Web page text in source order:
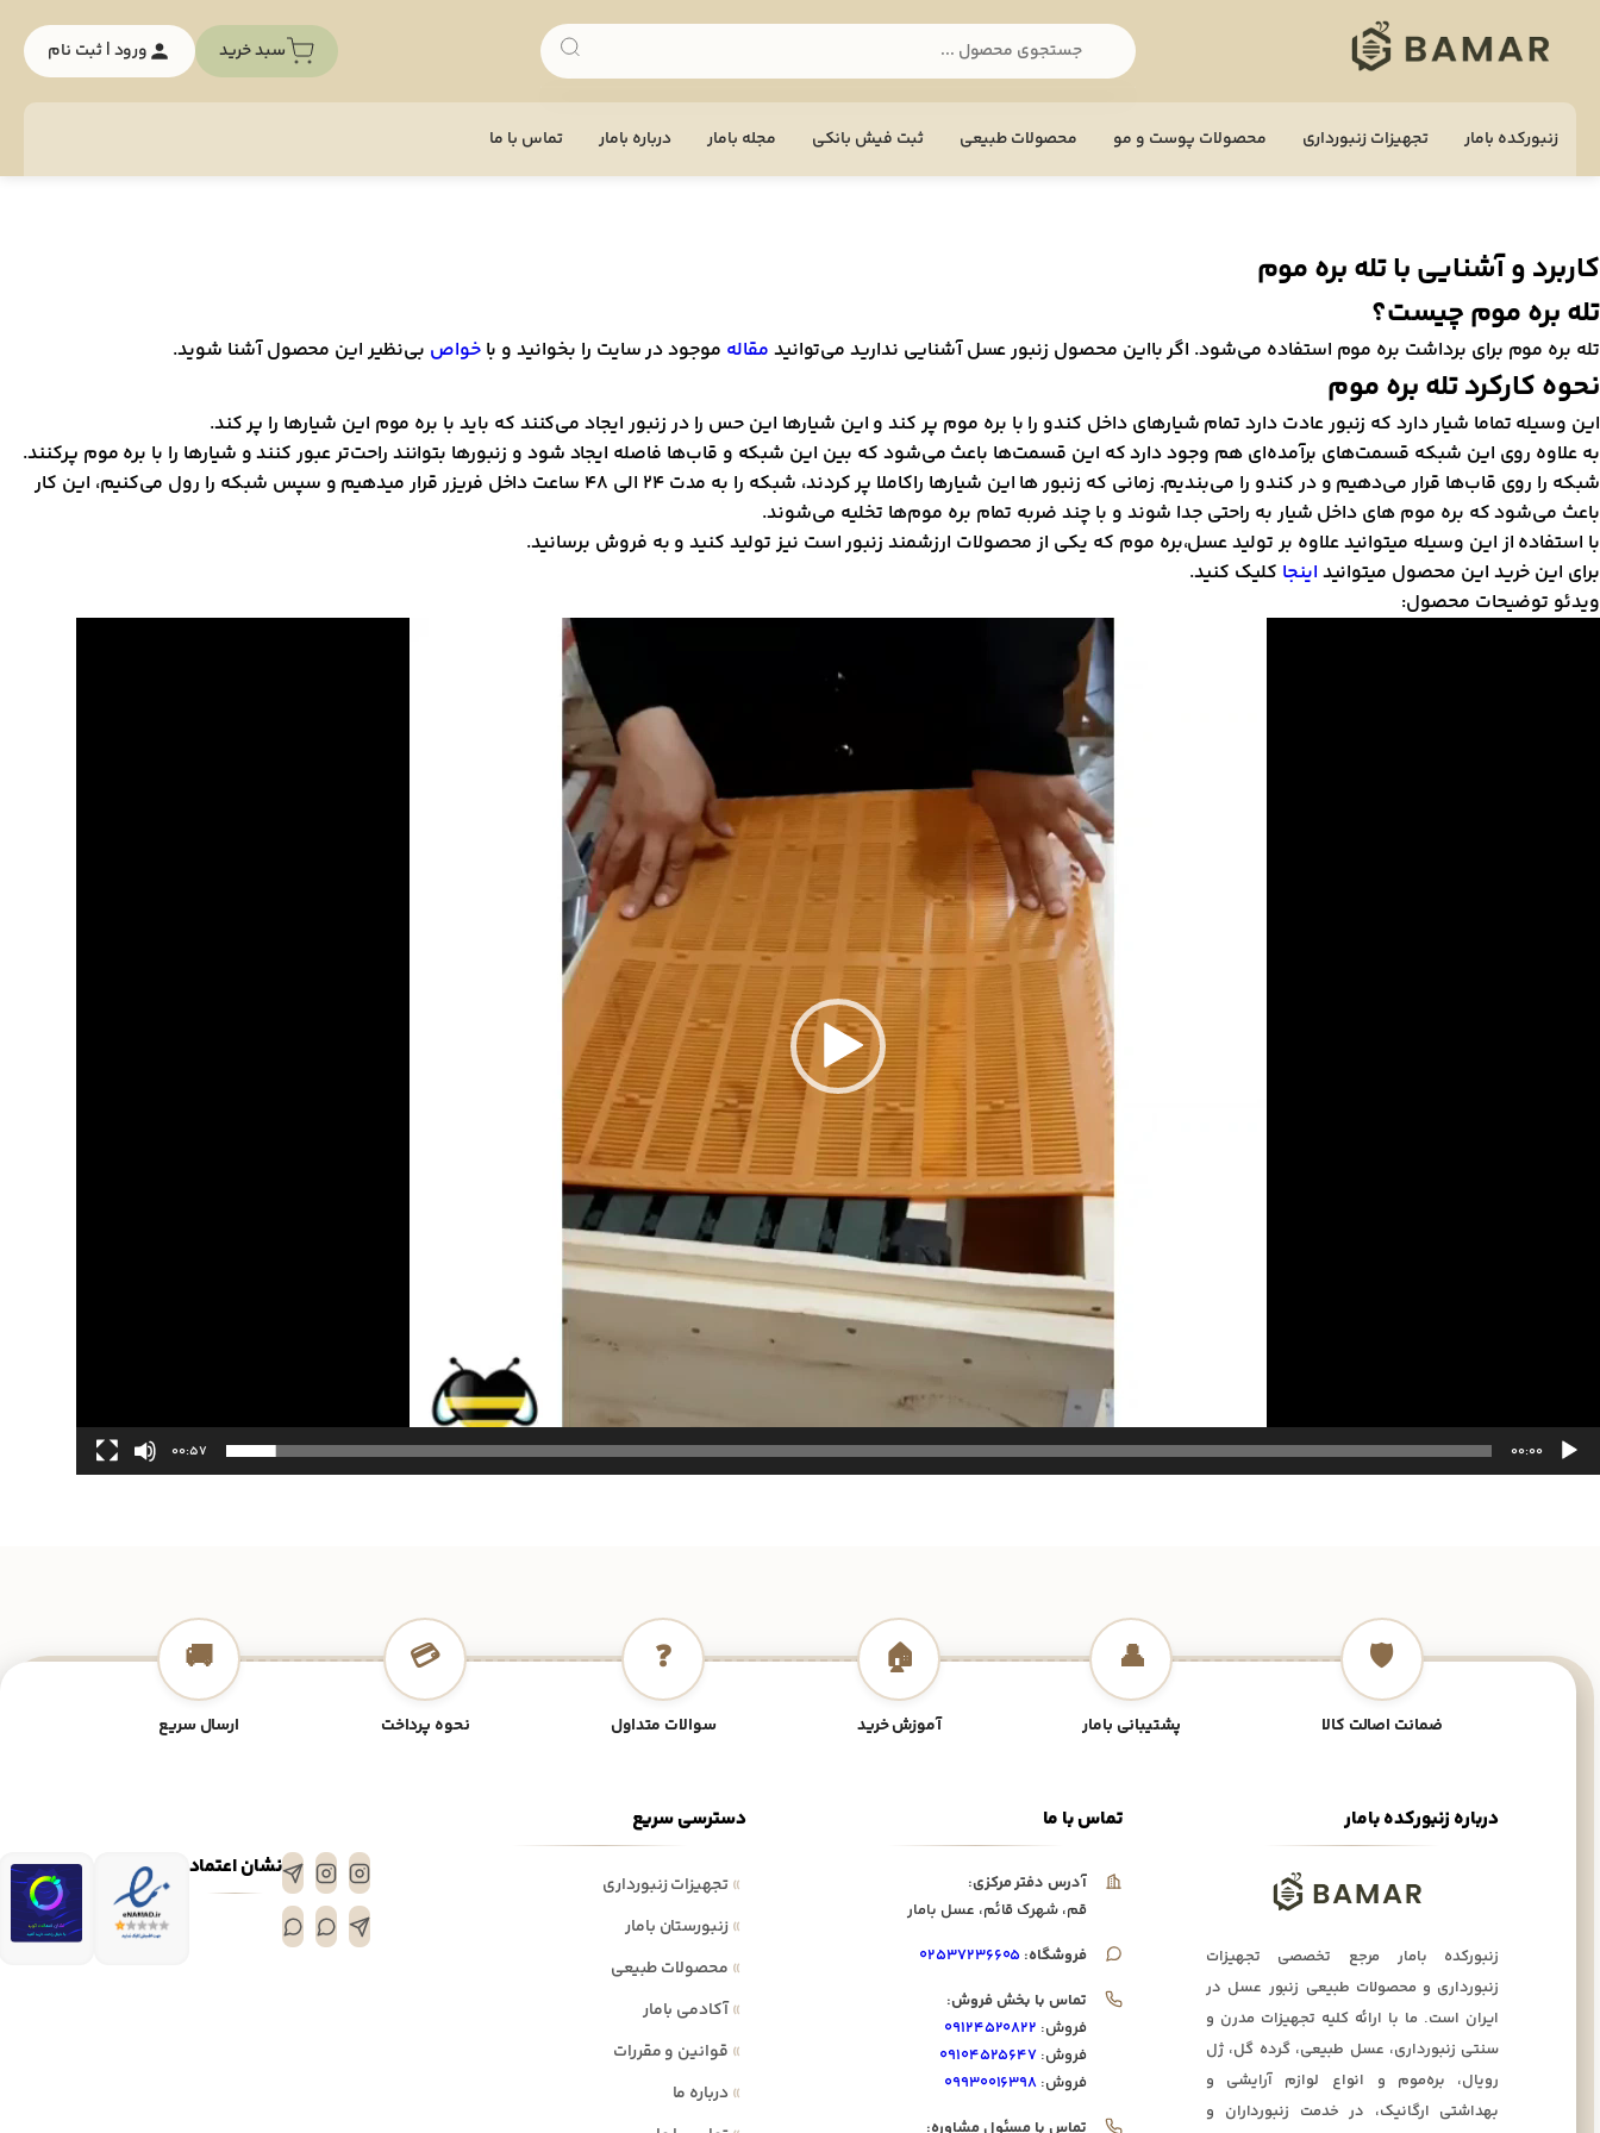
سبد خرید ورود | ثبت نام
زنبورکده بامار تجهيزات زنبورداری محصولات پوست و مو محصولات طبیعی ثبت فیش بانکی مجله بامار درباره بامار تماس با ما
کاربرد و آشنایی با تله بره موم
تله بره موم چیست؟
تله بره موم برای برداشت بره موم استفاده می‌شود. اگر بااین محصول زنبور عسل آشنایی ندارید می‌توانید مقاله موجود در سایت را بخوانید و باخواص بی‌نظیر این محصول آشنا شوید.
نحوه کارکرد تله بره موم
این وسیله تماما شیار دارد که زنبور عادت دارد تمام شیار‌های داخل کندو را با بره موم پر کند و این شیار‌ها این حس را در زنبور ایجاد می‌کنند که باید با بره موم این شیار‌ها را پر کند.
به علاوه روی این شبکه قسمت‌های برآمده‌ای هم وجود دارد که این قسمت‌ها باعث می‌شود که بین این شبکه و قاب‌ها فاصله ایجاد شود و زنبور‌ها بتوانند راحت‌تر عبور کنند و شیار‌ها را با بره موم پرکنند.
شبکه را روی قاب‌ها قرار می‌دهیم و در کندو را می‌بندیم. زمانی که زنبور ها این شیار‌ها راکاملا پر کردند، شبکه را به مدت 24 الی 48 ساعت داخل فریزر قرار میدهیم و سپس شبکه را رول می‌کنیم، این کار
باعث می‌شود که بره موم های داخل شیار به راحتی جدا شوند و با چند ضربه تمام بره موم‌ها تخلیه می‌شوند.
با استفاده از این وسیله میتوانید علاوه بر تولید عسل،بره موم که یکی از محصولات ارزشمند زنبور است نیز تولید کنید و به فروش برسانید.
برای این خرید این محصول میتوانید اینجا کلیک کنید.
ویدئو توضیحات محصول:
00:00
00:57
🛡️
ضمانت اصالت کالا
👤
پشتیبانی بامار
🏠
آموزش خرید
❓
سوالات متداول
💳
نحوه پرداخت
🚚
ارسال سریع
نشان اعتماد
دسترسی سریع
»تجهیزات زنبورداری
»زنبورستان بامار
» محصولات طبیعی
»آکادمی بامار
» قوانین و مقررات
» درباره ما
تماس با ما
آدرس دفتر مرکزی:
قم، شهرک قائم، عسل بامار
فروشگاه: ۰۲۵۳۷۲۳۶۶۰۵
تماس با بخش فروش:
فروش: ۰۹۱۲۴۵۲۰۸۲۲
فروش: ۰۹۱۰۴۵۲۵۶۴۷
فروش: ۰۹۹۳۰۰۱۶۳۹۸
درباره زنبورکده بامار
زنبورکده بامار مرجع تخصصی تجهیزات
زنبورداری و محصولات طبیعی زنبور عسل در
ایران است. ما با ارائه کلیه تجهیزات مدرن و
سنتی زنبورداری، عسل طبیعی، گرده گل، ژل
رویال، بره‌موم و انواع لوازم آرایشی و
بهداشتی ارگانیک، در خدمت زنبورداران و